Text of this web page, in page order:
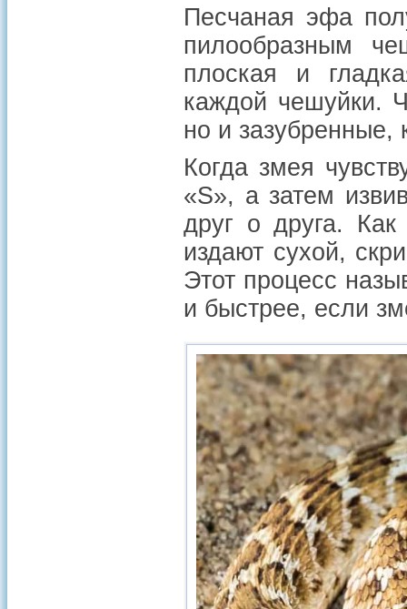
Песчаная эфа
пилообразным
плоская и
каждой чешуйки.
но и зазубренные,
Когда змея
«S», а затем
друг о друга.
издают сухой,
Этот процесс
и быстрее, если